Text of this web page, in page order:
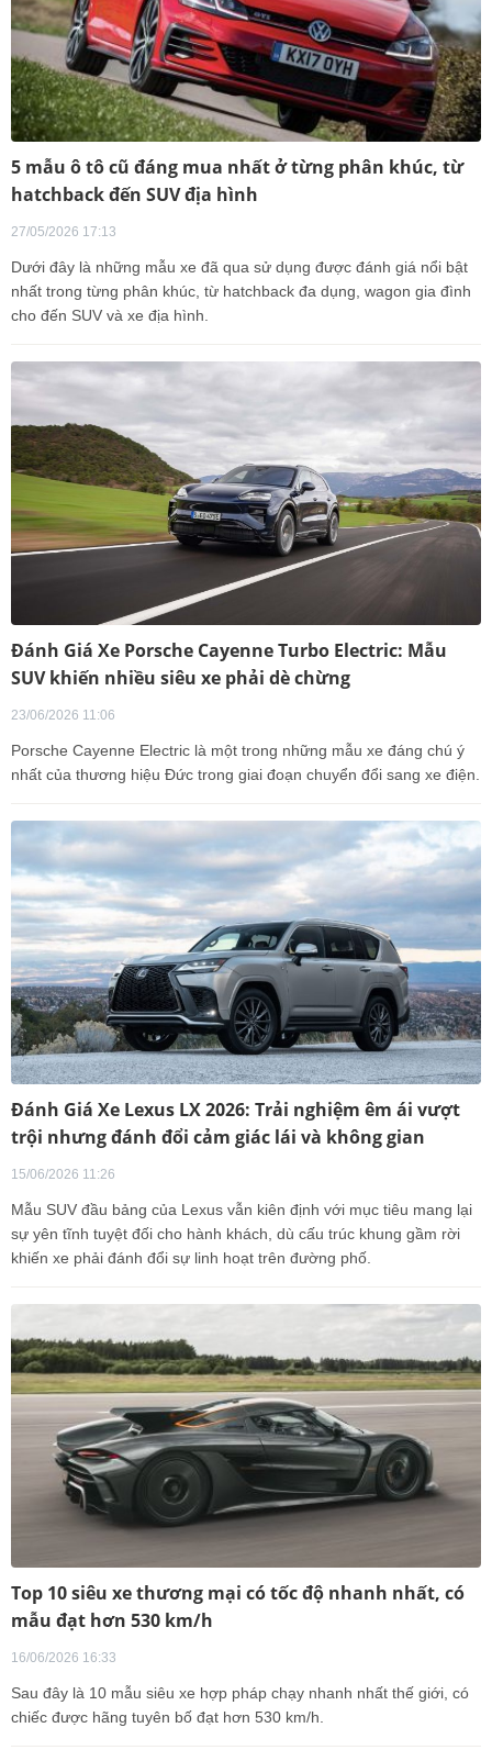
5 mẫu ô tô cũ đáng mua nhất ở từng phân khúc, từ
hatchback đến SUV địa hình
27/05/2026 17:13
Dưới đây là những mẫu xe đã qua sử dụng được đánh giá nổi bật
nhất trong từng phân khúc, từ hatchback đa dụng, wagon gia đình
cho đến SUV và xe địa hình.
Đánh Giá Xe Porsche Cayenne Turbo Electric: Mẫu
SUV khiến nhiều siêu xe phải dè chừng
23/06/2026 11:06
Porsche Cayenne Electric là một trong những mẫu xe đáng chú ý
nhất của thương hiệu Đức trong giai đoạn chuyển đổi sang xe điện.
Đánh Giá Xe Lexus LX 2026: Trải nghiệm êm ái vượt
trội nhưng đánh đổi cảm giác lái và không gian
15/06/2026 11:26
Mẫu SUV đầu bảng của Lexus vẫn kiên định với mục tiêu mang lại
sự yên tĩnh tuyệt đối cho hành khách, dù cấu trúc khung gầm rời
khiến xe phải đánh đổi sự linh hoạt trên đường phố.
Top 10 siêu xe thương mại có tốc độ nhanh nhất, có
mẫu đạt hơn 530 km/h
16/06/2026 16:33
Sau đây là 10 mẫu siêu xe hợp pháp chạy nhanh nhất thế giới, có
chiếc được hãng tuyên bố đạt hơn 530 km/h.